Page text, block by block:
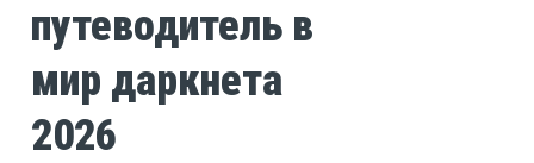
путеводитель в
мир даркнета
2026